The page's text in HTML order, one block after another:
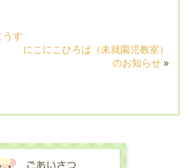
うす
にこにこひろば（未就園児教室）
のお知らせ »
ごあいさつ